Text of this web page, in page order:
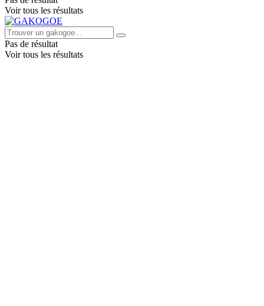
Voir tous les résultats
Pas de résultat
Voir tous les résultats